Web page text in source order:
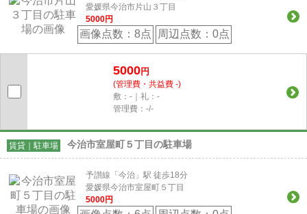
愛媛県今治市片山３丁目
5000円
画像点数： 8点 周辺点数： 0点
5000円
(管理費・共益費 -)
敷：-｜礼：-
管理費：-/-
賃貸｜駐車場 今治市室屋町５丁目の駐車場
予讃線「今治」駅 徒歩18分
愛媛県今治市室屋町５丁目
5000円